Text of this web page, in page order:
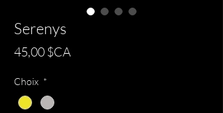
Serenys
45,00 $CA
Choix *